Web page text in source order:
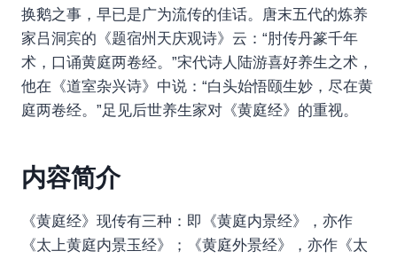
换鹅之事，早已是广为流传的佳话。唐末五代的炼养
家吕洞宾的《题宿州天庆观诗》云：“肘传丹篆千年
术，口诵黄庭两卷经。”宋代诗人陆游喜好养生之术，
他在《道室杂兴诗》中说：“白头始悟颐生妙，尽在黄
庭两卷经。”足见后世养生家对《黄庭经》的重视。
内容简介
《黄庭经》现传有三种：即《黄庭内景经》，亦作
《太上黄庭内景玉经》；《黄庭外景经》，亦作《太